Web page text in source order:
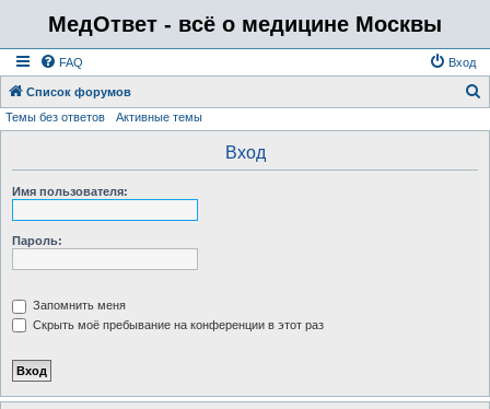
МедОтвет - всё о медицине Москвы
FAQ Вход
Список форумов
Темы без ответов Активные темы
Вход
Имя пользователя:
Пароль:
Запомнить меня
Скрыть моё пребывание на конференции в этот раз